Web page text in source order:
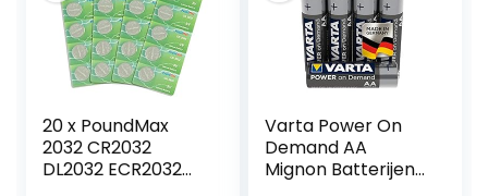
20 x PoundMax
2032 CR2032
DL2032 ECR2032
Varta Power On
Demand AA
Mignon Batterijen